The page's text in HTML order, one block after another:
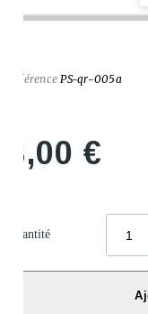
RéférencePS-qr-005a
8,00 €
Quantité